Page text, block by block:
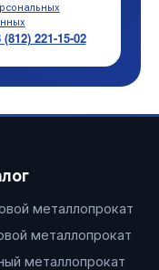
(812) 221-15-02
металлопрокат
металлопрокат
металлопрокат